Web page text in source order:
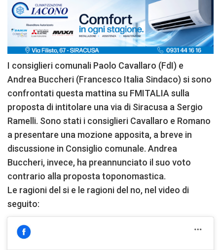
I consiglieri comunali Paolo Cavallaro (FdI) e
Andrea Buccheri (Francesco Italia Sindaco) si sono
confrontati questa mattina su FMITALIA sulla
proposta di intitolare una via di Siracusa a Sergio
Ramelli. Sono stati i consiglieri Cavallaro e Romano
a presentare una mozione apposita, a breve in
discussione in Consiglio comunale. Andrea
Buccheri, invece, ha preannunciato il suo voto
contrario alla proposta toponomastica.
Le ragioni del si e le ragioni del no, nel video di
seguito: